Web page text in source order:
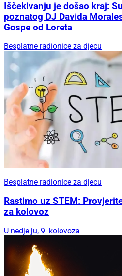
Iščekivanju je došao kraj:
poznatog DJ Davida
Gospe od Loreta
Besplatne radionice za djecu
Besplatne radionice za djecu
Rastimo uz STEM:
za kolovoz
U nedjelju, 9. kolovoza